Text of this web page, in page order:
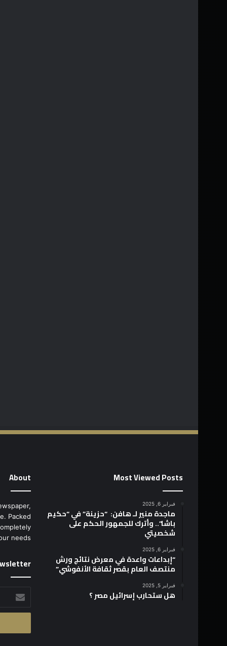
Most Viewed Posts
فبراير 6, 2025
ماجدة منير لـ هافن: “حزينة” في “حكيم
باشا”.. وأترك للجمهور الحكم على
شخصيتي
فبراير 6, 2025
“إبداعات واعدة في معرض نتائج ورش
منتصف العام بقصر ثقافة الأنفوشي”
فبراير 5, 2025
هل ستحارب إسرائيل مصر ؟
About
Packed
needs.
بريدك
الإلكتروني